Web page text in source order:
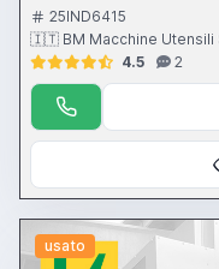
25IND6415
🇮🇹 BM Macchine Utensili
4.5
2
usato